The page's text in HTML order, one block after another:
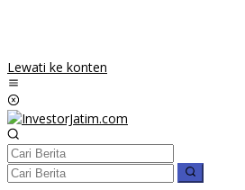
Lewati ke konten